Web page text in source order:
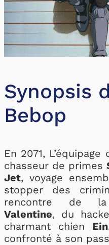
Synopsis
Bebop
En 2071,
chasseur de primes
Jet, voyage
stopper des
rencontre de
Valentine, du
charmant chien Ein
confronté à son